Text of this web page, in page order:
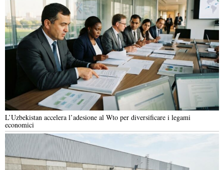
L’Uzbekistan accelera l’adesione al Wto per diversificare i legami
economici